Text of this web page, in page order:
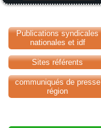
Publications syndicales
nationales et idf
Sites référents
communiqués de presse
région